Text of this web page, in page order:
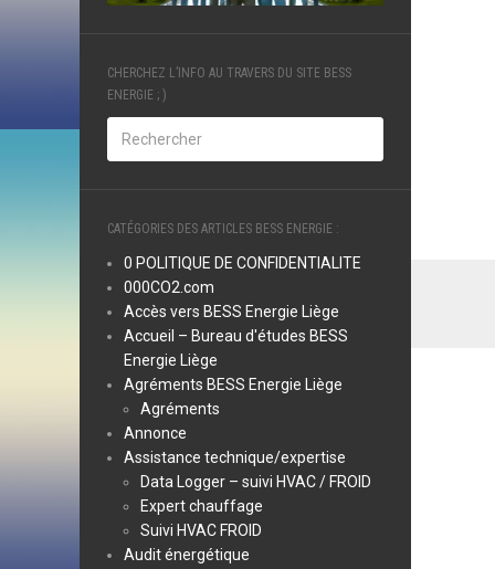
CHERCHEZ L’INFO AU TRAVERS DU SITE BESS
ENERGIE ; )
CATÉGORIES DES ARTICLES BESS ENERGIE :
0 POLITIQUE DE CONFIDENTIALITE
000CO2.com
Accès vers BESS Energie Liège
Accueil – Bureau d'études BESS
Energie Liège
Agréments BESS Energie Liège
Agréments
Annonce
Assistance technique/expertise
Data Logger – suivi HVAC / FROID
Expert chauffage
Suivi HVAC FROID
Audit énergétique